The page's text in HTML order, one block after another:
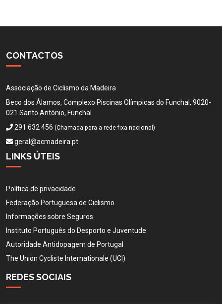
CONTACTOS
Associação de Ciclismo da Madeira
Beco dos Álamos, Complexo Piscinas Olímpicas do Funchal, 9020-
021 Santo António, Funchal
291 632 456 (Chamada para a rede fixa nacional)
geral@acmadeira.pt
LINKS ÚTEIS
Política de privacidade
Federação Portuguesa de Ciclismo
Informações sobre Seguros
Instituto Português do Desporto e Juventude
Autoridade Antidopagem de Portugal
The Union Cycliste Internationale (UCI)
REDES SOCIAIS